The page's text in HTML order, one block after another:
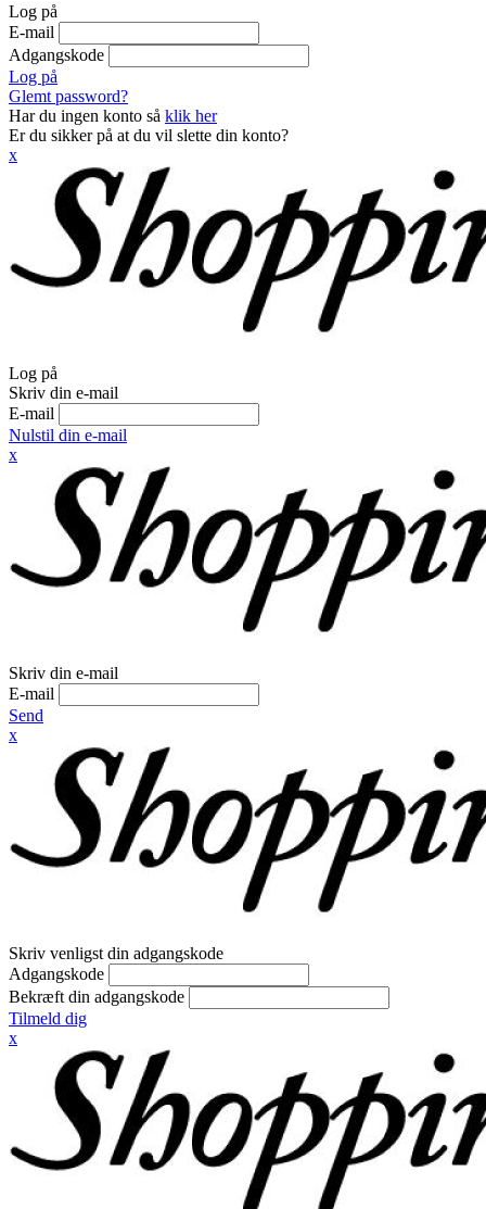
Log på
E-mail
Adgangskode
Log på
Glemt password?
Har du ingen konto så klik her
Er du sikker på at du vil slette din konto?
x
Log på
Skriv din e-mail
E-mail
Nulstil din e-mail
x
Skriv din e-mail
E-mail
Send
x
Skriv venligst din adgangskode
Adgangskode
Bekræft din adgangskode
Tilmeld dig
x